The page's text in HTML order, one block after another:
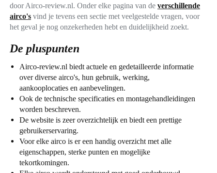
door Airco-review.nl. Onder elke pagina van de verschillende
airco's vind je tevens een sectie met veelgestelde vragen, voor
het geval je nog onzekerheden hebt en duidelijkheid zoekt.
De pluspunten
Airco-review.nl biedt actuele en gedetailleerde informatie
over diverse airco's, hun gebruik, werking,
aankooplocaties en aanbevelingen.
Ook de technische specificaties en montagehandleidingen
worden beschreven.
De website is zeer overzichtelijk en biedt een prettige
gebruikerservaring.
Voor elke airco is er een handig overzicht met alle
eigenschappen, sterke punten en mogelijke
tekortkomingen.